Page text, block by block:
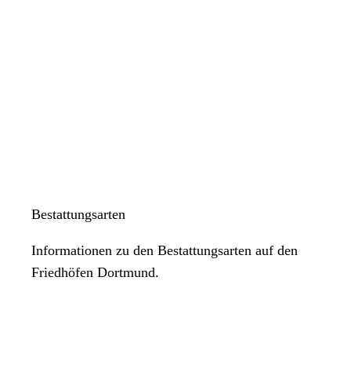
Bestattungsarten
Informationen zu den Bestattungsarten auf den
Friedhöfen Dortmund.